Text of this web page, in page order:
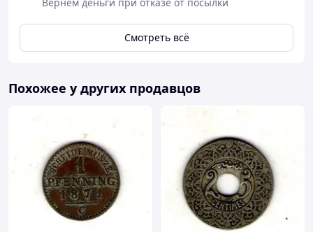
Смотреть всё
Похожее у других продавцов